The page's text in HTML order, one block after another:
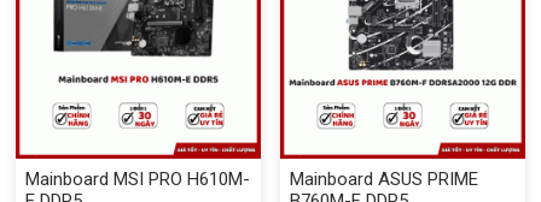
Mainboard MSI PRO H610M-
Mainboard ASUS PRIME